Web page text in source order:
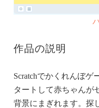
作品の説明
Scratchでかくれんぼゲ
タートして赤ちゃんが
背景にまぎれます。探